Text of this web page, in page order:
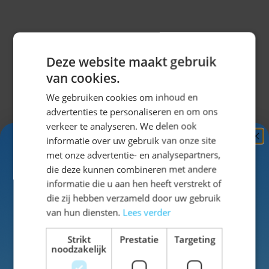
Navigeren door de elementen van de carrousel is
Druk om carrousel over te slaan
Druk op om naar carrouselnavigatie te gaan
Deze website maakt gebruik
van cookies.
We gebruiken cookies om inhoud en
advertenties te personaliseren en om ons
verkeer te analyseren. We delen ook
informatie over uw gebruik van onze site
met onze advertentie- en analysepartners,
die deze kunnen combineren met andere
informatie die u aan hen heeft verstrekt of
die zij hebben verzameld door uw gebruik
van hun diensten. Lees verder
Strikt
noodzakelijk
Prestatie Targeting
Ontvang5%
KORTING!
Schrijf je nuin voor de nieuwsbrief en ontvang toegang
tot exclusieve kortingen!
Voor- en achternaam